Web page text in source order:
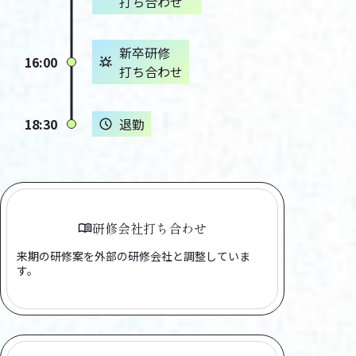
16:00
新卒研修
打ち合わせ
18:30 退勤
研修会社打ち合わせ
来期の研修案を外部の研修会社と調整していま
す。